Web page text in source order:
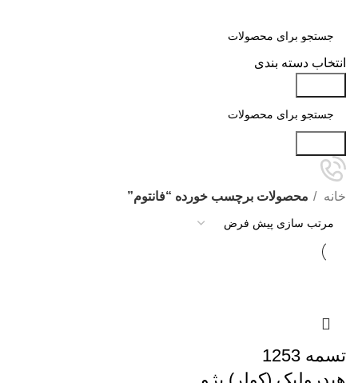
انتخاب دسته بندی
خانه محصولات برچسب خورده “فانتوم”
تسمه 1253